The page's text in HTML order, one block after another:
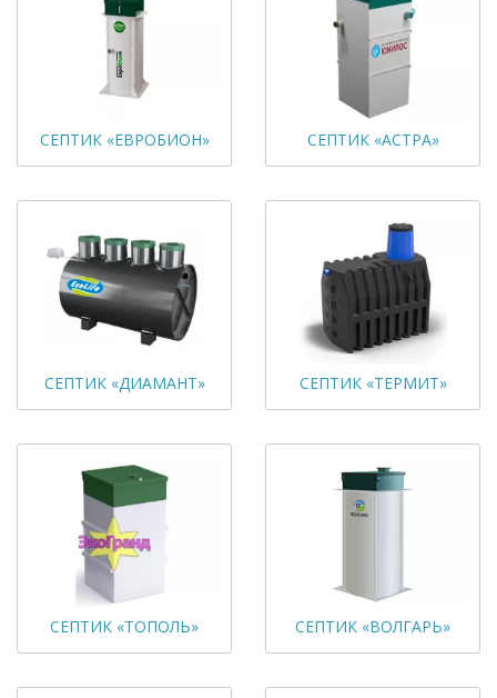
СЕПТИК «ЕВРОБИОН» СЕПТИК «АСТРА»
СЕПТИК «ДИАМАНТ» СЕПТИК «ТЕРМИТ»
СЕПТИК «ТОПОЛЬ» СЕПТИК «ВОЛГАРЬ»